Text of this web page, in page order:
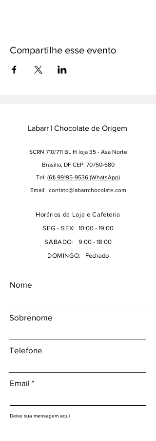
Compartilhe esse evento
Labarr | Chocolate de Origem
SCRN 710/711 BL H loja 35 - Asa Norte
Brasília, DF CEP: 70750-680
Tel: (61) 99195-9536 (WhatsApp)
Email: contato@labarrchocolate.com
Horários da Loja e Cafeteria
SEG - SEX: 10:00 - 19:00
SÁBADO: 9:00 - 18:00
DOMINGO: Fechado
Nome
Sobrenome
Telefone
Email
Deixe sua mensagem aqui